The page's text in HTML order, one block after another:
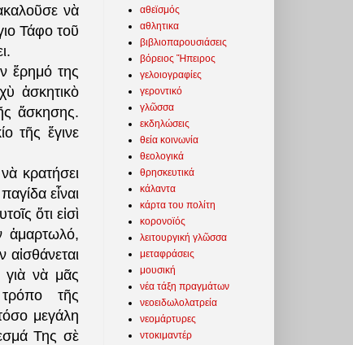
νὰ
Τάφο τοῦ
ἔρημό της
ἀσκητικὸ
ἄσκησης.
τῆς ἔγινε
κρατήσει
εἶναι
ὅτι εἰσὶ
ἁμαρτωλό,
νὰ μᾶς
τρόπο τῆς
μεγάλη
Της σὲ
αθεϊσμός
αθλητικα
βιβλιοπαρουσιάσεις
βόρειος Ἤπειρος
γελοιογραφίες
γεροντικό
γλῶσσα
εκδηλώσεις
θεία κοινωνία
θεολογικά
θρησκευτικά
κάλαντα
κάρτα του πολίτη
κορονοϊός
λειτουργική γλῶσσα
μεταφράσεις
μουσική
νέα τάξη πραγμάτων
νεοειδωλολατρεία
νεομάρτυρες
ντοκιμαντέρ